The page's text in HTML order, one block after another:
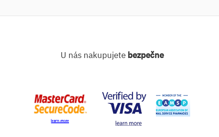
U nás nakupujete bezpečne